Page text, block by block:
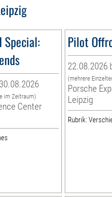
Special:
im Zeitraum)
Center
Pilot
22.08.2026
(mehrere
Porsche
Leipzig
Rubrik: